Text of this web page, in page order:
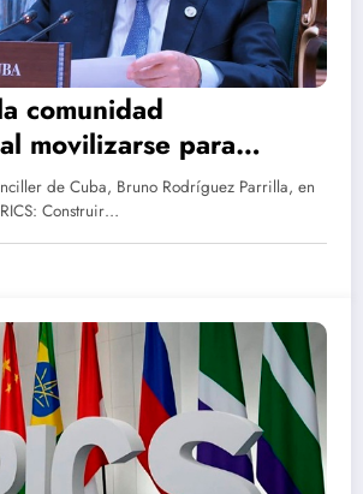
comunidad
movilizarse para
aventura militar contra
de Cuba, Bruno Rodríguez Parrilla, en
Construir…